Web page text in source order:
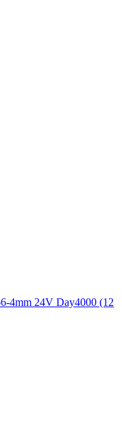
4mm 24V Day4000 (12